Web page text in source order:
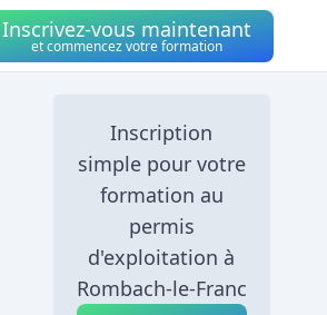
Inscrivez-vous maintenant
et commencez votre formation
Inscription
simple pour votre
formation au
permis
d'exploitation à
Rombach-le-Franc